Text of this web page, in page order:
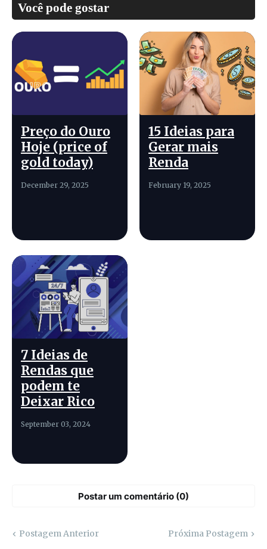
Você pode gostar
Preço do Ouro
Hoje (price of
gold today)
December 29, 2025
15 Ideias para
Gerar mais
Renda
February 19, 2025
7 Ideias de
Rendas que
podem te
Deixar Rico
September 03, 2024
Postar um comentário (0)
Postagem Anterior Próxima Postagem